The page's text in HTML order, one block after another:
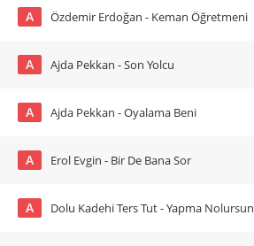
A Özdemir Erdoğan - Keman Öğretmeni
A Ajda Pekkan - Son Yolcu
A Ajda Pekkan - Oyalama Beni
A Erol Evgin - Bir De Bana Sor
A Dolu Kadehi Ters Tut - Yapma Nolursun